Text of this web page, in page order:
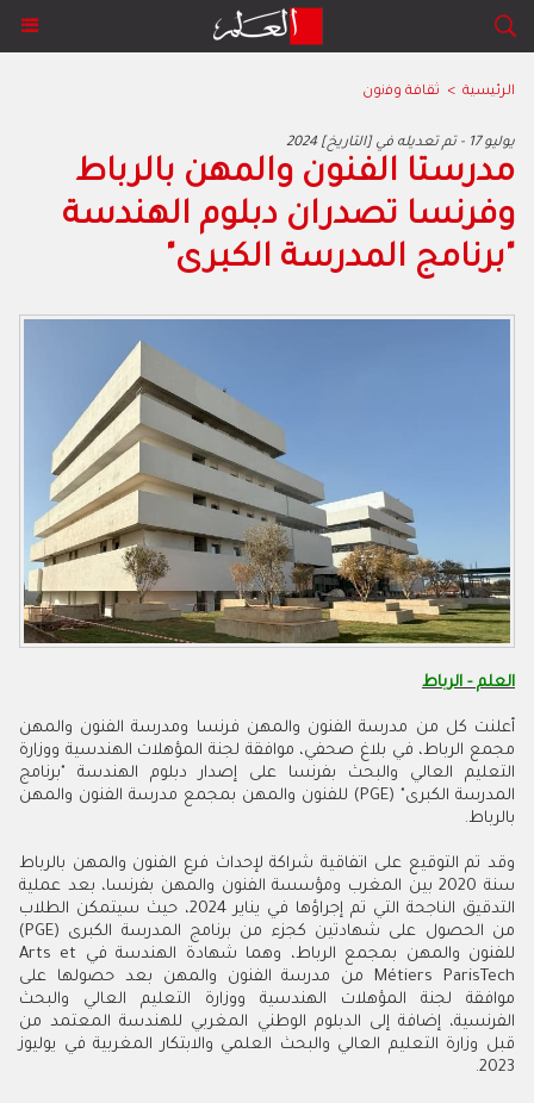
الرئيسية > ﺛﻘﺎﻓﺔ وﻓﻧون
2024 يوليو 17 - تم تعديله في [التاريخ]
مدرستا الفنون والمهن بالرباط
وفرنسا تصدران دبلوم الهندسة
"برنامج المدرسة الكبرى"
العلم - الرباط
أعلنت كل من مدرسة الفنون والمهن فرنسا ومدرسة الفنون والمهن
مجمع الرباط، في بلاغ صحفي، موافقة لجنة المؤهلات الهندسية ووزارة
التعليم العالي والبحث بفرنسا على إصدار دبلوم الهندسة "برنامج
المدرسة الكبرى" (PGE) للفنون والمهن بمجمع مدرسة الفنون والمهن
بالرباط.
وقد تم التوقيع على اتفاقية شراكة لإحداث فرع الفنون والمهن بالرباط
سنة 2020 بين المغرب ومؤسسة الفنون والمهن بفرنسا، بعد عملية
التدقيق الناجحة التي تم إجراؤها في يناير 2024، حيث سيتمكن الطلاب
من الحصول على شهادتين كجزء من برنامج المدرسة الكبرى (PGE)
للفنون والمهن بمجمع الرباط، وهما شهادة الهندسة في Arts et
Métiers ParisTech من مدرسة الفنون والمهن بعد حصولها على
موافقة لجنة المؤهلات الهندسية ووزارة التعليم العالي والبحث
الفرنسية، إضافة إلى الدبلوم الوطني المغربي للهندسة المعتمد من
قبل وزارة التعليم العالي والبحث العلمي والابتكار المغربية في يوليوز
2023.